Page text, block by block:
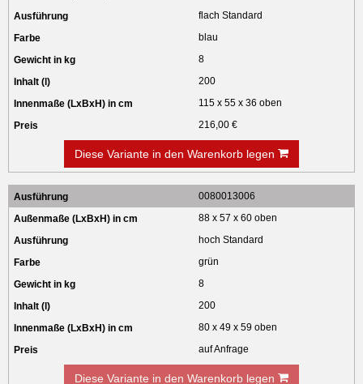
flach Standard
blau
8
200
115 x 55 x 36 oben
216,00 €
Diese Variante in den Warenkorb legen
0080013006
88 x 57 x 60 oben
hoch Standard
grün
8
200
80 x 49 x 59 oben
auf Anfrage
Diese Variante in den Warenkorb legen